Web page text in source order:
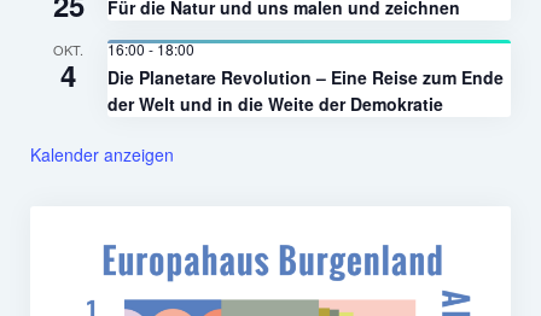
Für die Natur und uns malen und zeichnen
OKT.
4
16:00-18:00
Die Planetare Revolution – Eine Reise zum Ende
der Welt und in die Weite der Demokratie
Kalender anzeigen